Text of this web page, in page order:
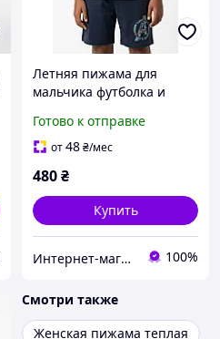
Летняя пижама для
мальчика футболка и
(8-10Y)
Готово к отправке
от48₴/мес
480₴
Купить
Интернет-магазин "Детки" 100%
Смотри также
Женская пижама теплая